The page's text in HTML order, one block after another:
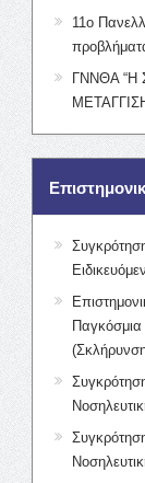
11ο
ΓΝΝΘΑ “Η